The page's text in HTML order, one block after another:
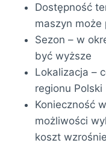
Dostępność
maszyn może
Sezon – w
być wyższe
Lokalizacja –
regionu Polski
Konieczność
możliwości
koszt wzrośnie